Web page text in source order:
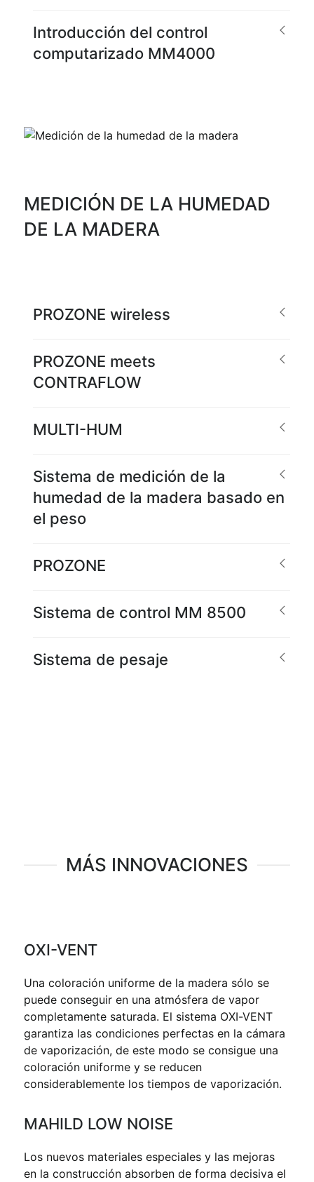
Introducción del control
computarizado MM4000
MEDICIÓN DE LA HUMEDAD
DE LA MADERA
PROZONE wireless
PROZONE meets
CONTRAFLOW
MULTI-HUM
Sistema de medición de la
humedad de la madera basado en
el peso
PROZONE
Sistema de control MM 8500
Sistema de pesaje
MÁS INNOVACIONES
OXI-VENT
Una coloración uniforme de la madera sólo se
puede conseguir en una atmósfera de vapor
completamente saturada. El sistema OXI-VENT
garantiza las condiciones perfectas en la cámara
de vaporización, de este modo se consigue una
coloración uniforme y se reducen
considerablemente los tiempos de vaporización.
MAHILD LOW NOISE
Los nuevos materiales especiales y las mejoras
en la construcción absorben de forma decisiva el